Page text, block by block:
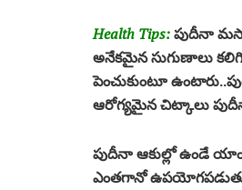
Health Tips:పుదీనా
అనేకమైన సుగుణాలు
పెంచుకుంటూ
ఆరోగ్యమైన చిట్కాలు
పుదీనా ఆకుల్లో ఉండే
ఎంతగానో